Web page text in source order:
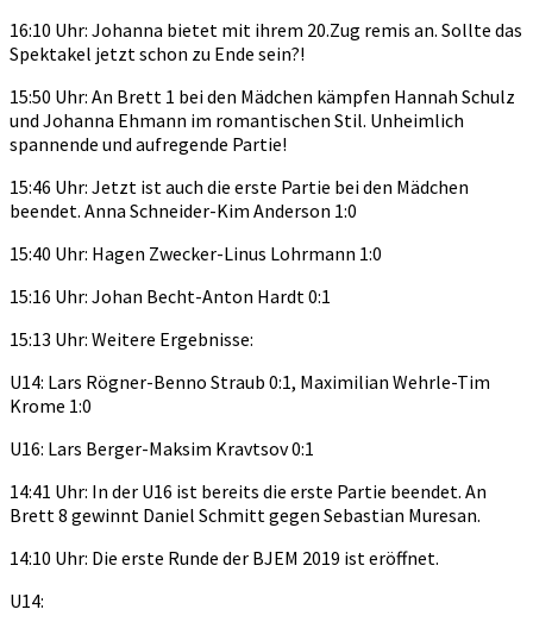
16:10 Uhr: Johanna bietet mit ihrem 20.Zug remis an. Sollte das
Spektakel jetzt schon zu Ende sein?!
15:50 Uhr: An Brett 1 bei den Mädchen kämpfen Hannah Schulz
und Johanna Ehmann im romantischen Stil. Unheimlich
spannende und aufregende Partie!
15:46 Uhr: Jetzt ist auch die erste Partie bei den Mädchen
beendet. Anna Schneider-Kim Anderson 1:0
15:40 Uhr: Hagen Zwecker-Linus Lohrmann 1:0
15:16 Uhr: Johan Becht-Anton Hardt 0:1
15:13 Uhr: Weitere Ergebnisse:
U14: Lars Rögner-Benno Straub 0:1, Maximilian Wehrle-Tim
Krome 1:0
U16: Lars Berger-Maksim Kravtsov 0:1
14:41 Uhr: In der U16 ist bereits die erste Partie beendet. An
Brett 8 gewinnt Daniel Schmitt gegen Sebastian Muresan.
14:10 Uhr: Die erste Runde der BJEM 2019 ist eröffnet.
U14: